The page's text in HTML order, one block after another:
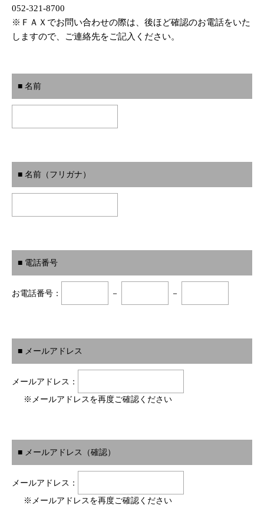
052-321-8700
※ＦＡＸでお問い合わせの際は、後ほど確認のお電話をいた
しますので、ご連絡先をご記入ください。
■ 名前
■ 名前（フリガナ）
■ 電話番号
お電話番号： － －
■ メールアドレス
メールアドレス：
※メールアドレスを再度ご確認ください
■ メールアドレス（確認）
メールアドレス：
※メールアドレスを再度ご確認ください